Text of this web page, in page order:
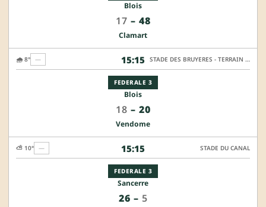
Blois
17 – 48
Clamart
15:15
FEDERALE 3
Blois
18 – 20
Vendome
🌧️ 8° — STADE DES BRUYERES - TERRAIN HONNEUR
15:15
FEDERALE 3
Sancerre
26 – 5
⛅ 10° — STADE DU CANAL